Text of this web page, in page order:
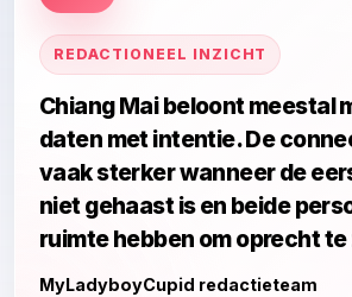
REDACTIONEEL INZICHT
Chiang Mai beloont meestal
daten met intentie. De
vaak sterker wanneer de
niet gehaast is en beide
ruimte hebben om oprecht te
MyLadyboyCupid redactieteam